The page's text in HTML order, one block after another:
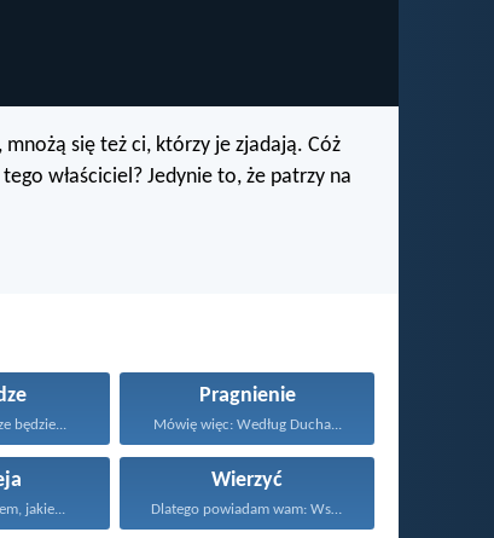
się też ci, którzy je zjadają. Cóż
właściciel? Jedynie to, że patrzy na
będzie...
Pragnienie
Mówię więc: Według Ducha...
jakie...
Wierzyć
Dlatego powiadam wam: Wszystko...